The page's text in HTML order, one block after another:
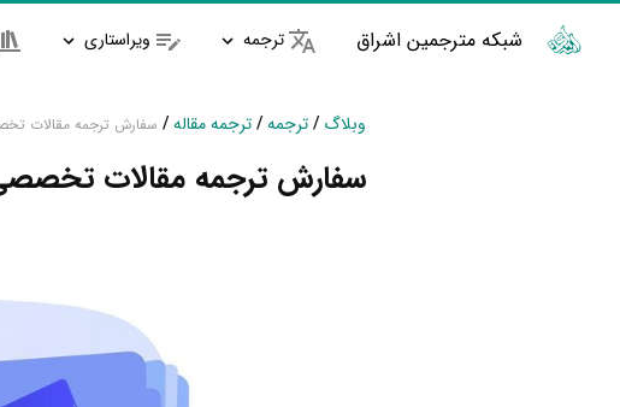
شبکه مترجمین اشراق ترجمه ویراستاری
وبلاگ /ترجمه/ترجمه مقاله/ سفارش ترجمه مقالات
سفارش ترجمه مقالات